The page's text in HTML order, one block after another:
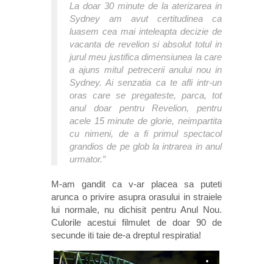
La doar 30 minute de la aterizarea in
Sydney am avut certitudinea ca
luasem cea mai inteleapta decizie de
vacanta de revelion si absolut totul in
jurul meu justifica dimensiunea la care
a ajuns mitul petrecerii anului nou in
Sydney. Ai senzatia ca te afli intr-un
oras care se pregateste, parca, tot
anul doar pentru Revelion, pentru
acele 15 minute de glorie, neimpartita
cu nimeni, de a fi primul spectacol
grandios de pe glob la intrarea in anul
urmator.”
M-am gandit ca v-ar placea sa puteti
arunca o privire asupra orasului in straiele
lui normale, nu dichisit pentru Anul Nou.
Culorile acestui filmulet de doar 90 de
secunde iti taie de-a dreptul respiratia!